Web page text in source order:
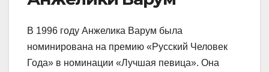
В 1996 году Анжелика Варум была
номинирована на премию «Русский Человек
Года» в номинации «Лучшая певица». Она